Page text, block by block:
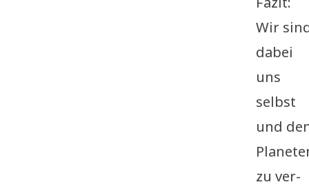
Wir
dabei
uns
selbst
und
zu ver­